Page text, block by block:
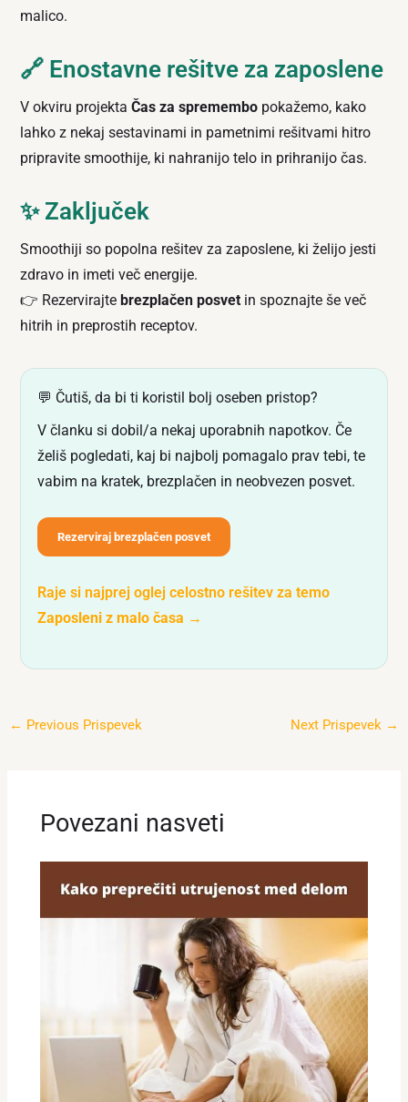
malico.
🔗 Enostavne rešitve za zaposlene
V okviru projektaČas za spremembo pokažemo, kako
lahko z nekaj sestavinami in pametnimi rešitvami hitro
pripravite smoothije, ki nahranijo telo in prihranijo čas.
✨ Zaključek
Smoothiji so popolna rešitev za zaposlene, ki želijo jesti
zdravo in imeti več energije.
👉 Rezervirajtebrezplačen posvet in spoznajte še več
hitrih in preprostih receptov.
💬 Čutiš, da bi ti koristil bolj oseben pristop?
V članku si dobil/a nekaj uporabnih napotkov. Če
želiš pogledati, kaj bi najbolj pomagalo prav tebi, te
vabim na kratek, brezplačen in neobvezen posvet.
Rezerviraj brezplačen posvet
Raje si najprej oglej celostno rešitev za temo
Zaposleni z malo časa →
← Previous Prispevek Next Prispevek →
Povezani nasveti